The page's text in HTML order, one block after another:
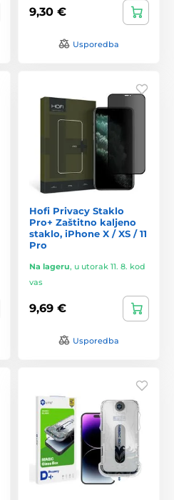
9,30 €
Usporedba
Hofi Privacy Staklo
Pro+ Zaštitno kaljeno
staklo, iPhone X / XS / 11
Pro
Na lageru, u utorak 11. 8. kod
vas
9,69 €
Usporedba